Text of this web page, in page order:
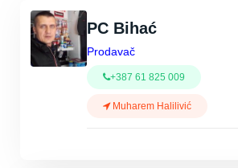
PC Bihać
Prodavač
+387 61 825 009
Muharem Halilivić